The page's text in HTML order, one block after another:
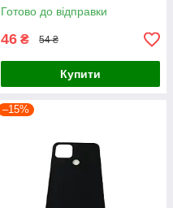
Готово до відправки
46 ₴ 54 ₴
Купити
–15%